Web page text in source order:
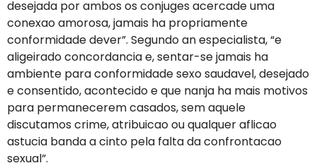
desejada por ambos os conjuges acercade uma
conexao amorosa, jamais ha propriamente
conformidade dever”. Segundo an especialista, “e
aligeirado concordancia e, sentar-se jamais ha
ambiente para conformidade sexo saudavel, desejado
e consentido, acontecido e que nanja ha mais motivos
para permanecerem casados, sem aquele
discutamos crime, atribuicao ou qualquer aflicao
astucia banda a cinto pela falta da confrontacao
sexual”.